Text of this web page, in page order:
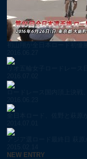
NEW ENTRY